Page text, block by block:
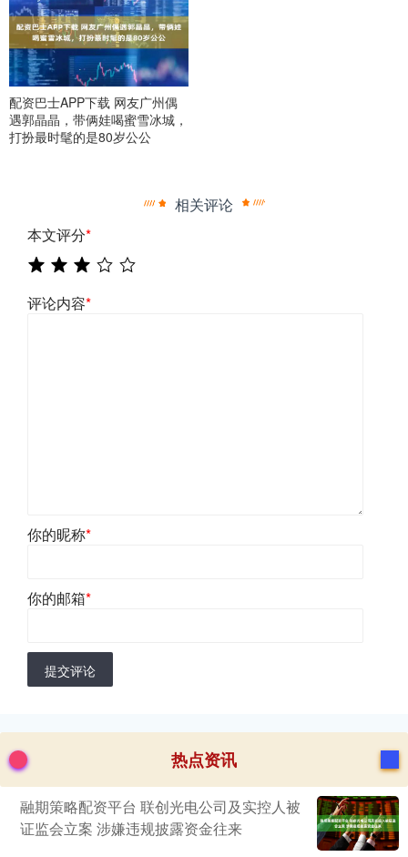
配资巴士APP下载 网友广州偶
遇郭晶晶，带俩娃喝蜜雪冰城，
打扮最时髦的是80岁公公
相关评论
本文评分*
评论内容*
你的昵称*
你的邮箱*
提交评论
热点资讯
融期策略配资平台 联创光电公司及实控人被
证监会立案 涉嫌违规披露资金往来